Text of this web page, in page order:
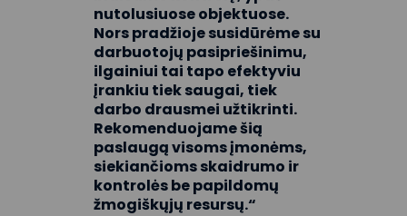
nutolusiuose objektuose.
Nors pradžioje susidūrėme su
darbuotojų pasipriešinimu,
ilgainiui tai tapo efektyviu
įrankiu tiek saugai, tiek
darbo drausmei užtikrinti.
Rekomenduojame šią
paslaugą visoms įmonėms,
siekiančioms skaidrumo ir
kontrolės be papildomų
žmogiškųjų resursų.“